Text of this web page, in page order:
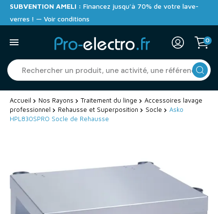
SUBVENTION AMELI : Financez jusqu'à 70% de votre lave-
verres ! — Voir conditions
0
Accueil Nos Rayons Traitement du linge
Accessoires lavage
professionnel
Rehausse et Superposition Socle
Asko
HPL830SPRO Socle de Rehausse